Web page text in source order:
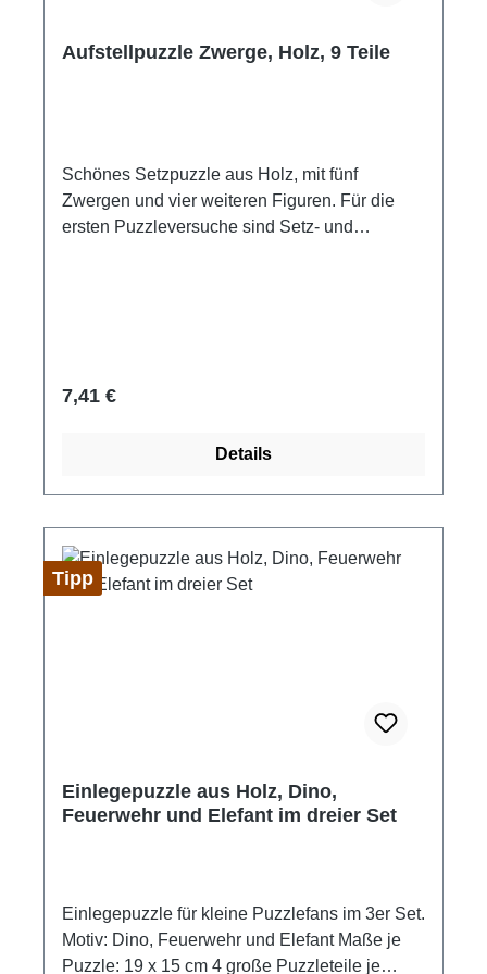
Aufstellpuzzle Zwerge, Holz, 9 Teile
Schönes Setzpuzzle aus Holz, mit fünf
Zwergen und vier weiteren Figuren. Für die
ersten Puzzleversuche sind Setz- und
Setzpuzzle, Motiv: Zwerge Material: Holz
Goki Altersempfehlung ab 2 Jahre
Regulärer Preis:
7,41 €
Details
Tipp
Einlegepuzzle aus Holz, Dino,
Feuerwehr und Elefant im dreier Set
Einlegepuzzle für kleine Puzzlefans im 3er Set.
Motiv: Dino, Feuerwehr und Elefant Maße je
Puzzle: 19 x 15 cm 4 große Puzzleteile je